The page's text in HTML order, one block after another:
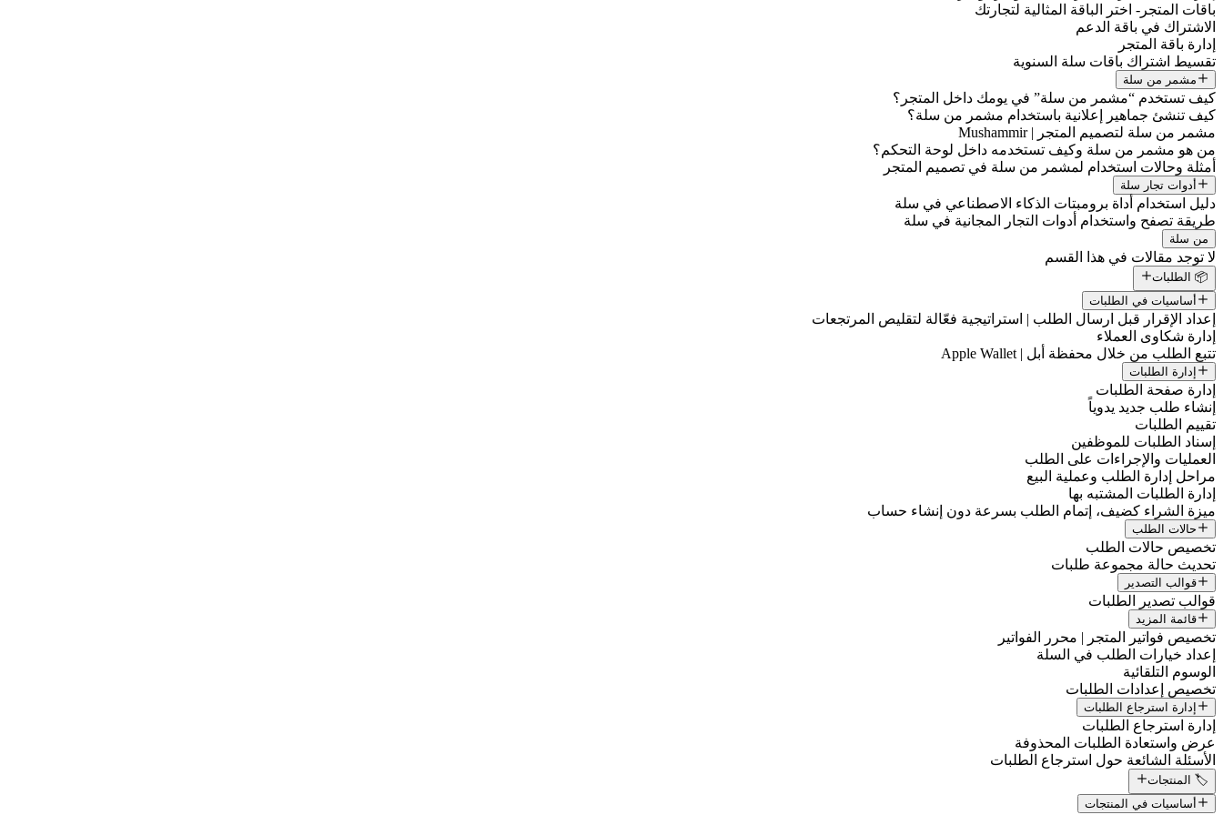
باقات المتجر- اختر الباقة المثالية لتجارتك
الاشتراك في باقة الدعم
إدارة باقة المتجر
تقسيط اشتراك باقات سلة السنوية
مشمر من سلة
كيف تستخدم “مشمر من سلة” في يومك داخل المتجر؟
كيف تنشئ جماهير إعلانية باستخدام مشمر من سلة؟
مشمر من سلة لتصميم المتجر | Mushammir
من هو مشمر من سلة وكيف تستخدمه داخل لوحة التحكم؟
أمثلة وحالات استخدام لمشمر من سلة في تصميم المتجر
أدوات تجار سلة
دليل استخدام أداة برومبتات الذكاء الاصطناعي في سلة
طريقة تصفح واستخدام أدوات التجار المجانية في سلة
من سلة
لا توجد مقالات في هذا القسم
📦 الطلبات
أساسيات في الطلبات
إعداد الإقرار قبل ارسال الطلب | استراتيجية فعّالة لتقليص المرتجعات
إدارة شكاوى العملاء
تتبع الطلب من خلال محفظة أبل | Apple Wallet
إدارة الطلبات
إدارة صفحة الطلبات
إنشاء طلب جديد يدوياً
تقييم الطلبات
إسناد الطلبات للموظفين
العمليات والإجراءات على الطلب
مراحل إدارة الطلب وعملية البيع
إدارة الطلبات المشتبه بها
ميزة الشراء كضيف، إتمام الطلب بسرعة دون إنشاء حساب
حالات الطلب
تخصيص حالات الطلب
تحديث حالة مجموعة طلبات
قوالب التصدير
قوالب تصدير الطلبات
قائمة المزيد
تخصيص فواتير المتجر | محرر الفواتير
إعداد خيارات الطلب في السلة
الوسوم التلقائية
تخصيص إعدادات الطلبات
إدارة استرجاع الطلبات
إدارة استرجاع الطلبات
عرض واستعادة الطلبات المحذوفة
الأسئلة الشائعة حول استرجاع الطلبات
🏷️ المنتجات
أساسيات في المنتجات